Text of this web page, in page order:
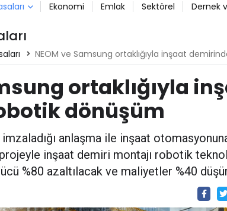
Ekonomi Emlak Sektörel Dernek
NEOM ve Samsung ortaklığıyla inşaat demirinde robotik
ortaklığıyla
dönüşüm
anlaşma ile inşaat
projeyle inşaat demiri montajı robotik
%80 azaltılacak ve maliyetler %40